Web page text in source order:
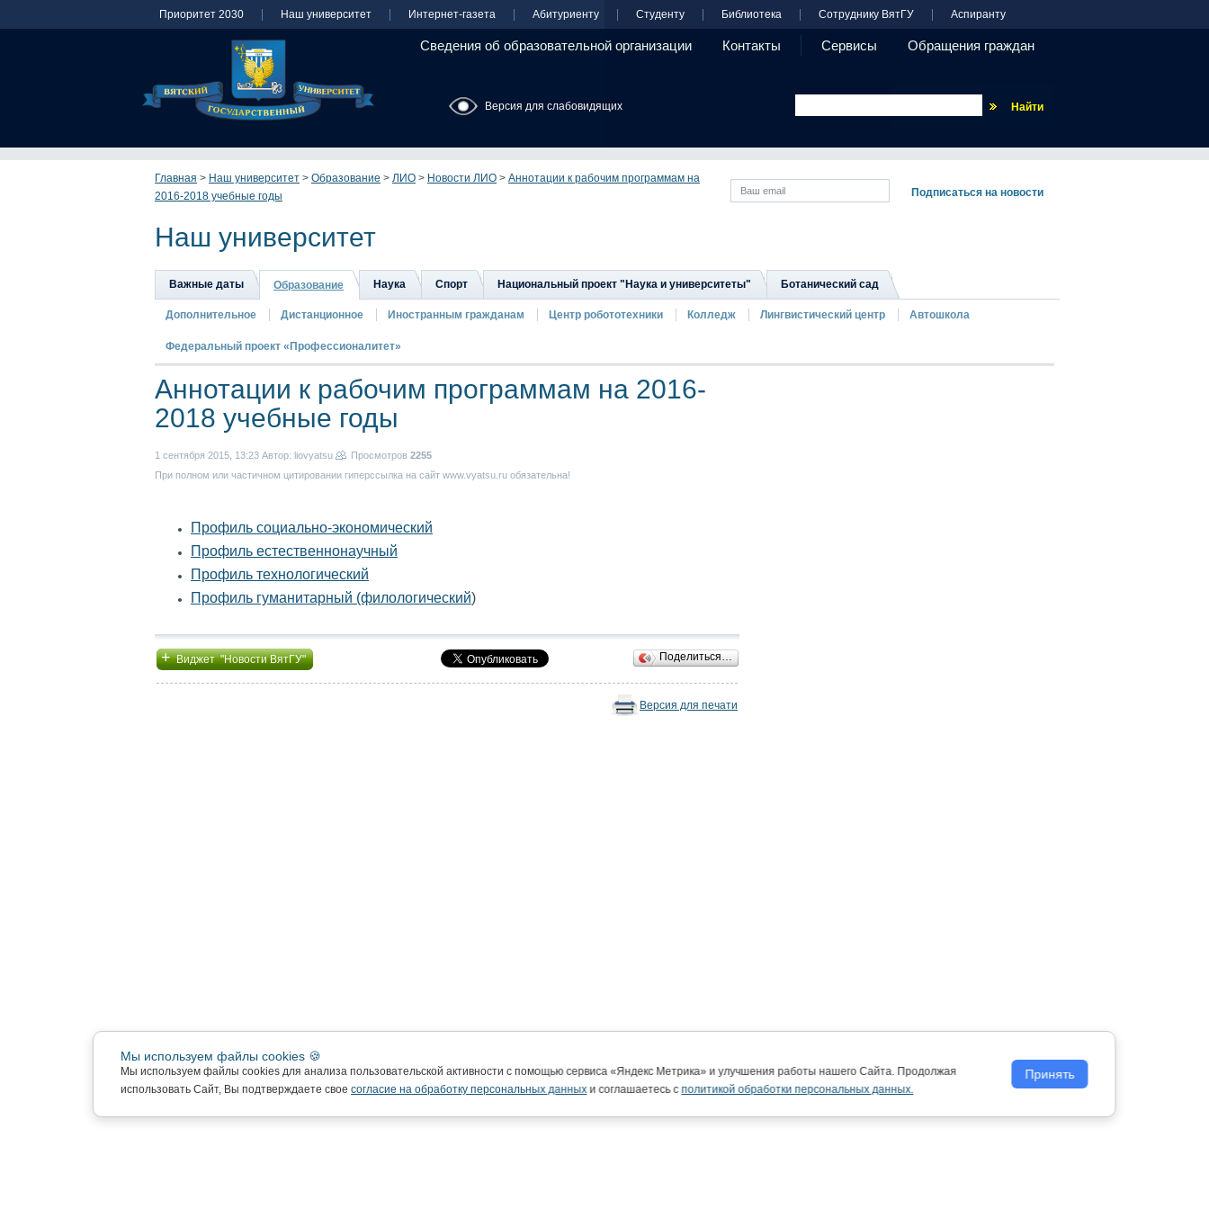
Приоритет 2030 Наш университет Интернет-газета Абитуриенту Студенту Библиотека Сотруднику ВятГУ Аспиранту
Сведения об образовательной организации Контакты Сервисы Обращения граждан
Версия для слабовидящих
Главная > Наш университет > Образование > ЛИО > Новости ЛИО > Аннотации к рабочим программам на
2016-2018 учебные годы
Наш университет
Важные даты Образование Наука Спорт Национальный проект "Наука и университеты" Ботанический сад
Дополнительное Дистанционное Иностранным гражданам Центр робототехники Колледж Лингвистический центр Автошкола
Федеральный проект «Профессионалитет»
Аннотации к рабочим программам на 2016-
2018 учебные годы
1 сентября 2015, 13:23 Автор: liovyatsu Просмотров 2255
При полном или частичном цитировании гиперссылка на сайт www.vyatsu.ru обязательна!
Профиль социально-экономический
Профиль естественнонаучный
Профиль технологический
Профиль гуманитарный (филологический)
+Виджет "Новости ВятГУ" Поделиться…
Версия для печати
Мы используем файлы cookies 🍪
Мы используем файлы cookies для анализа пользовательской активности с помощью сервиса «Яндекс Метрика» и улучшения работы нашего Сайта. Продолжая
использовать Сайт, Вы подтверждаете своесогласие на обработку персональных данныхи соглашаетесь сполитикой обработки персональных данных.
Принять